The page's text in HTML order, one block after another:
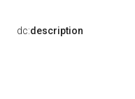
dc:description